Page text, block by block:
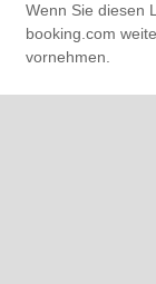
Wenn Sie diesen
booking.com
vornehmen.